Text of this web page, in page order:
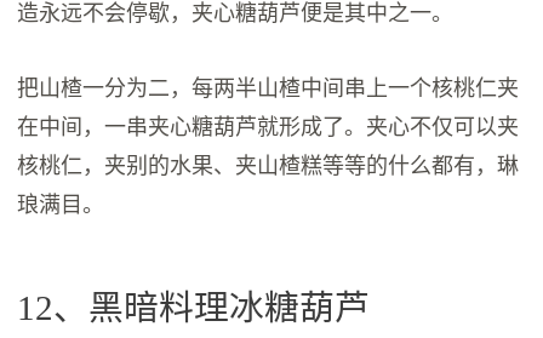
造永远不会停歇，夹心糖葫芦便是其中之一。
把山楂一分为二，每两半山楂中间串上一个核桃仁夹
在中间，一串夹心糖葫芦就形成了。夹心不仅可以夹
核桃仁，夹别的水果、夹山楂糕等等的什么都有，琳
琅满目。
12、黑暗料理冰糖葫芦